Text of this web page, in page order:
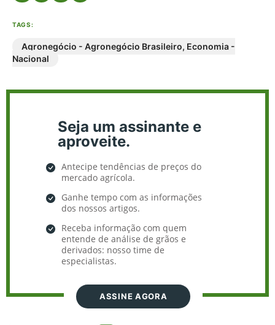
TAGS:
Agronegócio - Agronegócio Brasileiro, Economia -
Nacional
Seja um assinante e
aproveite.
Antecipe tendências de preços do
mercado agrícola.
Ganhe tempo com as informações
dos nossos artigos.
Receba informação com quem
entende de análise de grãos e
derivados: nosso time de
especialistas.
ASSINE AGORA